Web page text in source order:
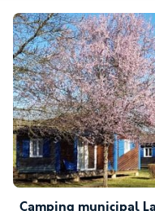
Camping municipal